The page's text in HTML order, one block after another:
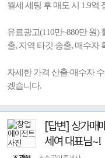
월세 세팅 후 매도 시 1.9억
유료광고(110만~880만 원)
출, 지역 타깃 송출, 매수자
자세한 가격 산출·매수자
겠습니다.
[답변] 상가매
세여 대표님~!